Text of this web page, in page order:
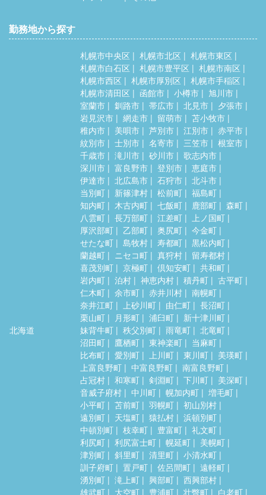
勤務地から探す
北海道
札幌市中央区 札幌市北区
札幌市東区
札幌市白石区
札幌市豊平区
札幌市南区
札幌市西区
札幌市厚別区
札幌市手稲区
札幌市清田区
函館市 小樽市
旭川市
室蘭市
釧路市 帯広市 北見市
夕張市
岩見沢市
網走市 留萌市
苫小牧市
稚内市
美唄市 芦別市 江別市
赤平市
紋別市
士別市 名寄市 三笠市
根室市
千歳市
滝川市 砂川市
歌志内市
深川市
富良野市 登別市
恵庭市
伊達市
北広島市 石狩市
北斗市
当別町
新篠津村 松前町
福島町
知内町
木古内町 七飯町 鹿部町
森町
八雲町
長万部町 江差町
上ノ国町
厚沢部町
乙部町 奥尻町
今金町
せたな町
島牧村 寿都町
黒松内町
蘭越町
ニセコ町 真狩村
留寿都村
喜茂別町
京極町 倶知安町
共和町
岩内町
泊村 神恵内村 積丹町
古平町
仁木町
余市町 赤井川村
南幌町
奈井江町
上砂川町 由仁町
長沼町
栗山町
月形町 浦臼町
新十津川町
妹背牛町
秩父別町 雨竜町
北竜町
沼田町
鷹栖町 東神楽町
当麻町
比布町
愛別町 上川町 東川町
美瑛町
上富良野町
中富良野町
南富良野町
占冠村
和寒町 剣淵町 下川町
美深町
音威子府村
中川町 幌加内町
増毛町
小平町
苫前町 羽幌町
初山別村
遠別町
天塩町 猿払村
浜頓別町
中頓別町
枝幸町 豊富町
礼文町
利尻町
利尻富士町 幌延町
美幌町
津別町
斜里町 清里町
小清水町
訓子府町
置戸町 佐呂間町
遠軽町
湧別町
滝上町 興部町
西興部村
雄武町
大空町 豊浦町 壮瞥町
白老町